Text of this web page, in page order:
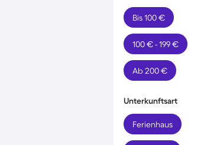
Bis 100 €
100 € - 199 €
Ab 200 €
Unterkunftsart
Ferienhaus